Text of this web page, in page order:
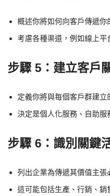
概述你將如何向客戶傳遞你
考慮各種渠道，例如線上平
步驟 5：建立客戶
定義你將與每個客戶群建立
決定是個人化服務、自助服
步驟 6：識別關鍵
列出企業為傳遞其價值主張
這可能包括生產、行銷、銷